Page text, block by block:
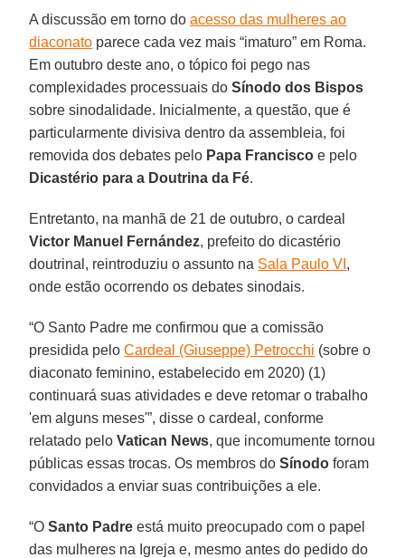
A discussão em torno doacesso das mulheres ao
diaconato parece cada vez mais “imaturo” em Roma.
Em outubro deste ano, o tópico foi pego nas
complexidades processuais doSínodo dos Bispos
sobre sinodalidade. Inicialmente, a questão, que é
particularmente divisiva dentro da assembleia, foi
removida dos debates pelo Papa Francisco e pelo
Dicastério para a Doutrina da Fé.
Entretanto, na manhã de 21 de outubro, o cardeal
Victor Manuel Fernández, prefeito do dicastério
doutrinal, reintroduziu o assunto na Sala Paulo VI ,
onde estão ocorrendo os debates sinodais.
“O Santo Padre me confirmou que a comissão
presidida peloCardeal (Giuseppe) Petrocchi (sobre o
diaconato feminino, estabelecido em 2020) (1)
continuará suas atividades e deve retomar o trabalho
'em alguns meses'”, disse o cardeal, conforme
relatado peloVatican News, que incomumente tornou
públicas essas trocas. Os membros doSínodo foram
convidados a enviar suas contribuições a ele.
“O Santo Padre está muito preocupado com o papel
das mulheres na Igreja e, mesmo antes do pedido do